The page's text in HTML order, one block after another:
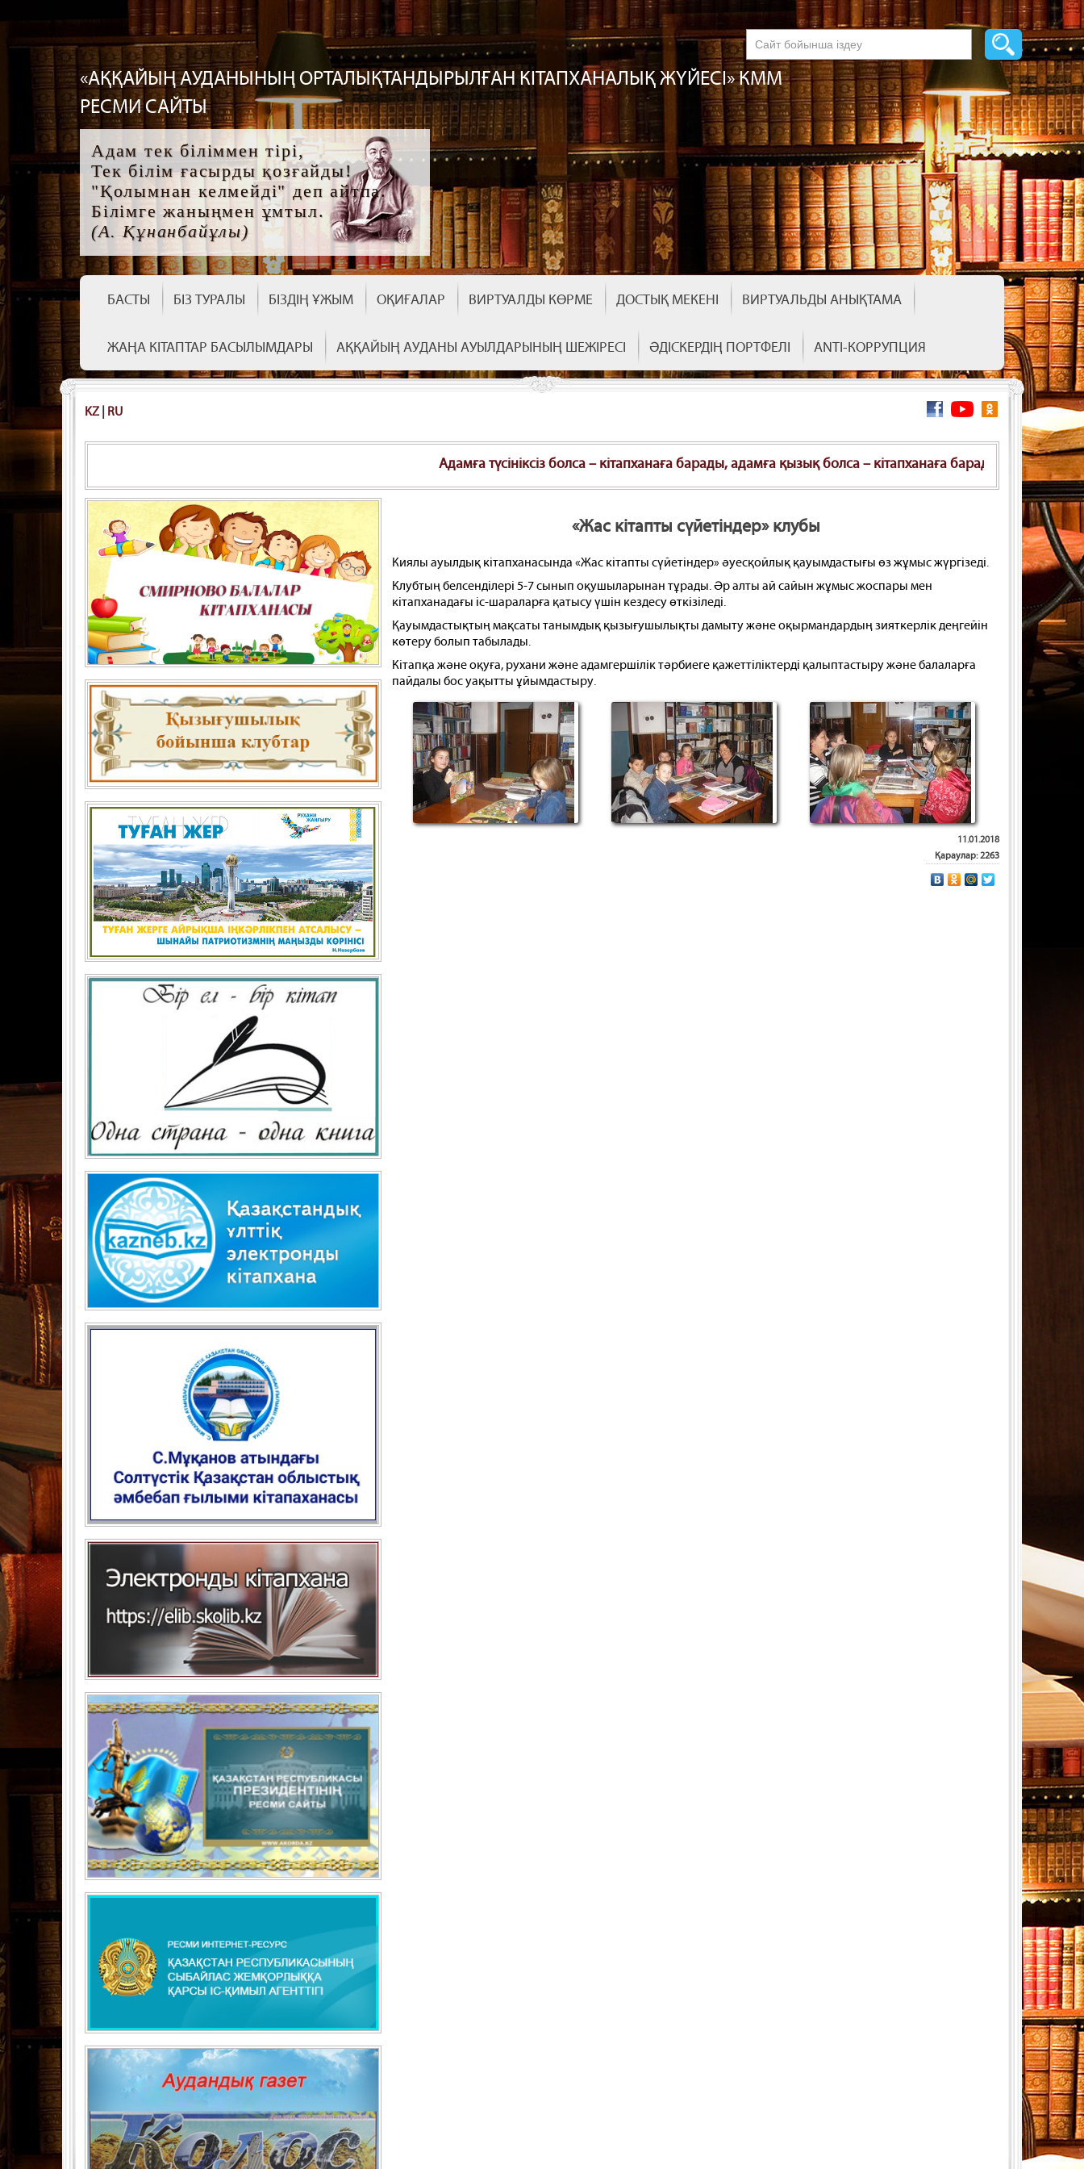
«АҚҚАЙЫҢ АУДАНЫНЫҢ ОРТАЛЫҚТАНДЫРЫЛҒАН КІТАПХАНАЛЫҚ ЖҮЙЕСІ» КММ
РЕСМИ САЙТЫ
Адам тек біліммен тірі,
Тек білім ғасырды қозғайды!
"Қолымнан келмейді" деп айтпа.
Білімге жаныңмен ұмтыл.
(А. Құнанбайұлы)
БАСТЫ БІЗ ТУРАЛЫ БІЗДІҢ ҰЖЫМ ОҚИҒАЛАР ВИРТУАЛДЫ КӨРМЕ ДОСТЫҚ МЕКЕНІ ВИРТУАЛЬДЫ АНЫҚТАМА
ЖАҢА КІТАПТАР БАСЫЛЫМДАРЫ АҚҚАЙЫҢ АУДАНЫ АУЫЛДАРЫНЫҢ ШЕЖІРЕСІ ӘДІСКЕРДІҢ ПОРТФЕЛІ ANTI-КОРРУПЦИЯ
KZ RU
Адамға түсініксіз болса – кітапханаға барады, адамға қызық болса – кітапханаға барады, адамға бір нәрсе
«Жас кітапты сүйетіндер» клубы
Киялы ауылдық кітапханасында «Жас кітапты сүйетіндер» әуесқойлық қауымдастығы өз жұмыс жүргізеді.
Клубтың белсенділері 5-7 сынып оқушыларынан тұрады. Әр алты ай сайын жұмыс жоспары мен
кітапханадағы іс-шараларға қатысу үшін кездесу өткізіледі.
Қауымдастықтың мақсаты танымдық қызығушылықты дамыту және оқырмандардың зияткерлік деңгейін
көтеру болып табылады.
Кітапқа және оқуға, рухани және адамгершілік тәрбиеге қажеттіліктерді қалыптастыру және балаларға
пайдалы бос уақытты ұйымдастыру.
11.01.2018
Қараулар: 2263